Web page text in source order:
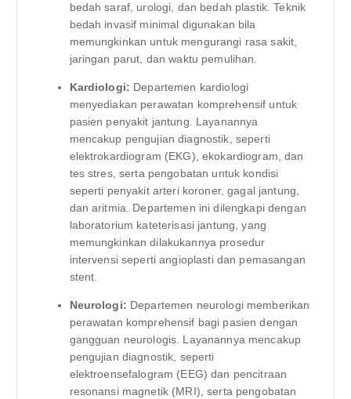
bedah saraf, urologi, dan bedah plastik. Teknik
bedah invasif minimal digunakan bila
memungkinkan untuk mengurangi rasa sakit,
jaringan parut, dan waktu pemulihan.
Kardiologi: Departemen kardiologi
menyediakan perawatan komprehensif untuk
pasien penyakit jantung. Layanannya
mencakup pengujian diagnostik, seperti
elektrokardiogram (EKG), ekokardiogram, dan
tes stres, serta pengobatan untuk kondisi
seperti penyakit arteri koroner, gagal jantung,
dan aritmia. Departemen ini dilengkapi dengan
laboratorium kateterisasi jantung, yang
memungkinkan dilakukannya prosedur
intervensi seperti angioplasti dan pemasangan
stent.
Neurologi: Departemen neurologi memberikan
perawatan komprehensif bagi pasien dengan
gangguan neurologis. Layanannya mencakup
pengujian diagnostik, seperti
elektroensefalogram (EEG) dan pencitraan
resonansi magnetik (MRI), serta pengobatan